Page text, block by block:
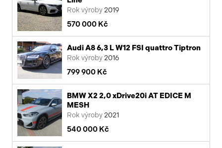
Rok výroby 2019
570 000 Kč
Audi A8 6,3 L W12 FSI quattro Tiptron
Rok výroby 2016
799 900 Kč
BMW X2 2,0 xDrive20i AT EDICE M
MESH
Rok výroby 2021
540 000 Kč